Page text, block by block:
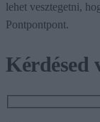
lehet vesztegetni,
Pontpontpont.